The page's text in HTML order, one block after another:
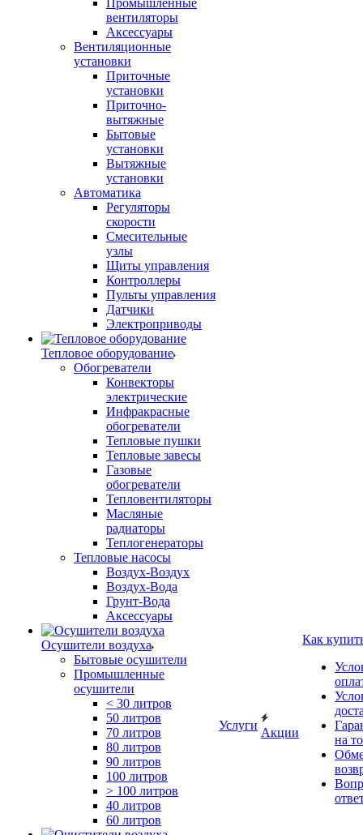
Промышленные
вентиляторы
Аксессуары
Вентиляционные
установки
Приточные
установки
Приточно-
вытяжные
Бытовые
установки
Вытяжные
установки
Автоматика
Регуляторы
скорости
Смесительные
узлы
Щиты управления
Контроллеры
Пульты управления
Датчики
Электроприводы
Тепловое оборудование
Обогреватели
Конвекторы
электрические
Инфракрасные
обогреватели
Тепловые пушки
Тепловые завесы
Газовые
обогреватели
Тепловентиляторы
Масляные
радиаторы
Теплогенераторы
Тепловые насосы
Воздух-Воздух
Воздух-Вода
Грунт-Вода
Аксессуары
Осушители воздуха
Бытовые осушители
Промышленные
осушители
< 30 литров
50 литров
70 литров
80 литров
90 литров
100 литров
> 100 литров
40 литров
60 литров
Услуги
Акции
Как
на